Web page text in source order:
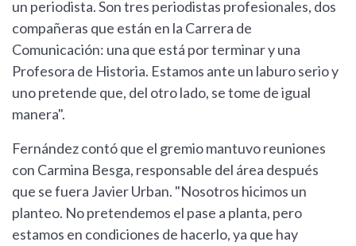
un periodista. Son tres periodistas profesionales, dos
compañeras que están en la Carrera de
Comunicación: una que está por terminar y una
Profesora de Historia. Estamos ante un laburo serio y
uno pretende que, del otro lado, se tome de igual
manera".
Fernández contó que el gremio mantuvo reuniones
con Carmina Besga, responsable del área después
que se fuera Javier Urban. "Nosotros hicimos un
planteo. No pretendemos el pase a planta, pero
estamos en condiciones de hacerlo, ya que hay